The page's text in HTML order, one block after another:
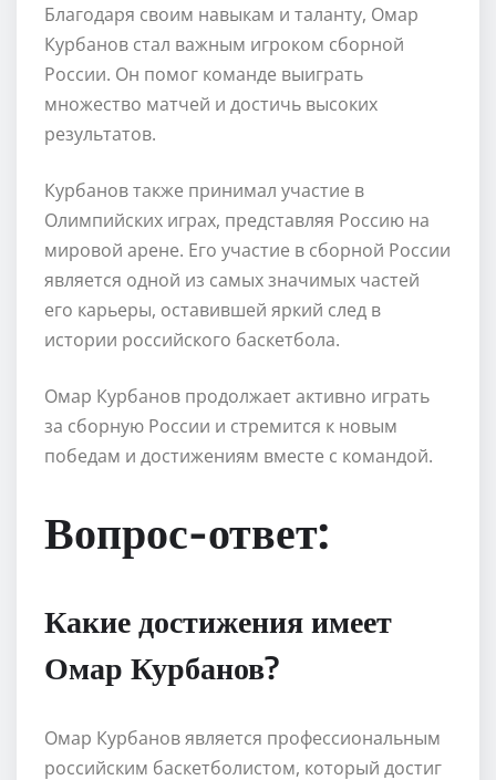
Благодаря своим навыкам и таланту, Омар
Курбанов стал важным игроком сборной
России. Он помог команде выиграть
множество матчей и достичь высоких
результатов.
Курбанов также принимал участие в
Олимпийских играх, представляя Россию на
мировой арене. Его участие в сборной России
является одной из самых значимых частей
его карьеры, оставившей яркий след в
истории российского баскетбола.
Омар Курбанов продолжает активно играть
за сборную России и стремится к новым
победам и достижениям вместе с командой.
Вопрос-ответ:
Какие достижения имеет
Омар Курбанов?
Омар Курбанов является профессиональным
российским баскетболистом, который достиг